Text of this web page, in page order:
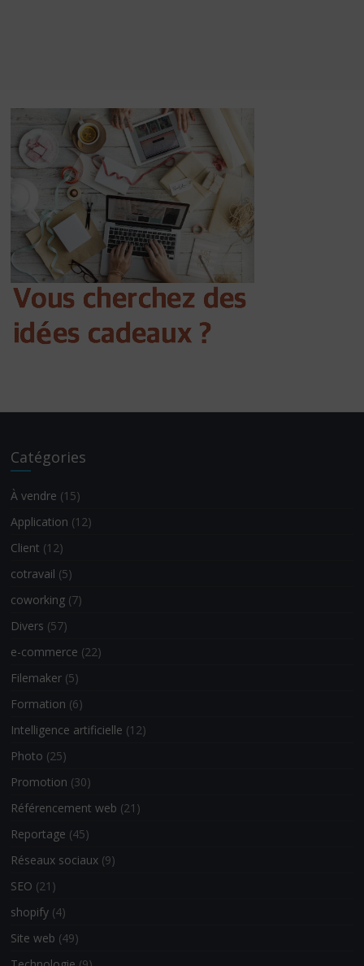
Catégories
À vendre (15)
Application (12)
Client (12)
cotravail (5)
coworking (7)
Divers (57)
e-commerce (22)
Filemaker (5)
Formation (6)
Intelligence artificielle (12)
Photo (25)
Promotion (30)
Référencement web (21)
Reportage (45)
Réseaux sociaux (9)
SEO (21)
shopify (4)
Site web (49)